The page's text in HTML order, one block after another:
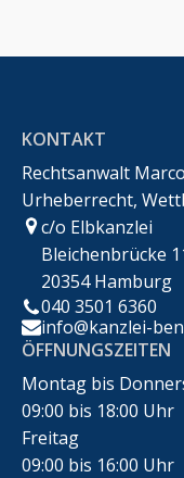
KONTAKT
Rechtsanwalt
Urheberrecht,
c/o Elbkanzlei
Bleichenbrücke
20354 Hamburg
040 3501 6360
info@kanzlei-
ÖFFNUNGSZEITEN
Montag bis
09:00 bis 18:00 Uhr
Freitag
09:00 bis 16:00 Uhr